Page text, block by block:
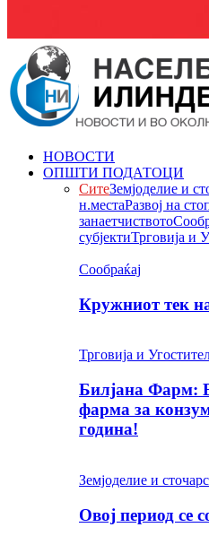
НОВОСТИ
ОПШТИ ПОДАТОЦИ
СитеЗемјоделие и
н.местаРазвој на
занаетчиството
субјектиТрговија и
Сообраќај
Кружниот тек
Трговија и
Билјана Фарм:
фарма за
година!
Земјоделие и
Овој период се